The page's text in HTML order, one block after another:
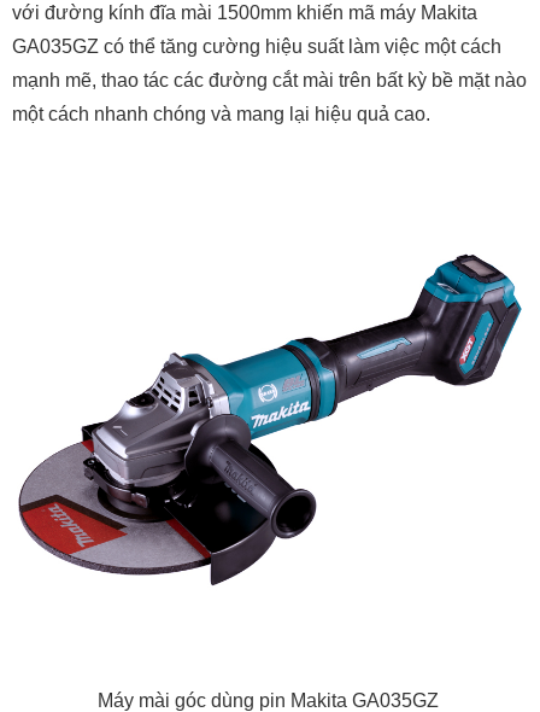
với đường kính đĩa mài 1500mm khiến mã máy Makita
GA035GZ có thể tăng cường hiệu suất làm việc một cách
mạnh mẽ, thao tác các đường cắt mài trên bất kỳ bề mặt nào
một cách nhanh chóng và mang lại hiệu quả cao.
Máy mài góc dùng pin Makita GA035GZ